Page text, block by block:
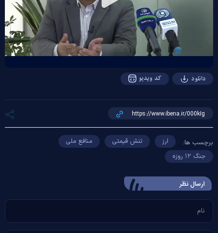
Play
Video
دانلود کد ویدیو
برچسب ها: ارز تنش قیمتی
منافع ملی
جنگ ۱۲ روزه
ارسال‌ نظر